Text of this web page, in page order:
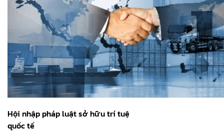
Hội nhập pháp luật sở hữu trí tuệ
quốc tế